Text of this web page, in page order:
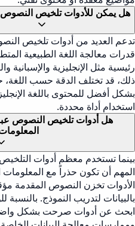
هل يمكن للأدوات تلخيص النصوص
تدعم العديد من أدوات تلخيص
قدرات معالجة اللغة الطبيعية
رئيسية مثل الإنجليزية والإسبانية
ذلك، قد تختلف الدقة حسب
بشكل أفضل للمحتوى باللغة
استخدام أداة محددة.
هل أدوات تلخيص النصوص عبر
بينما تستخدم معظم أدوات
المهم أن تكون حذراً مع
الأدوات تخزن النصوص المقدمة
بالبيانات لتدريب النموذج. بالنسبة
ابحث عن أدوات صرحت بشكل